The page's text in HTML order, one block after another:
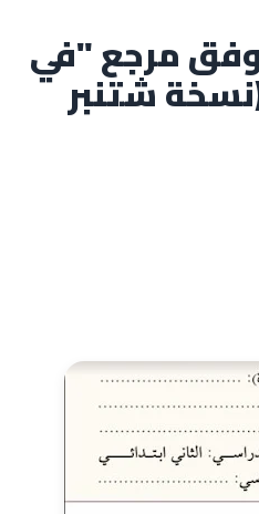
وفق مرجع "في
شتنبر